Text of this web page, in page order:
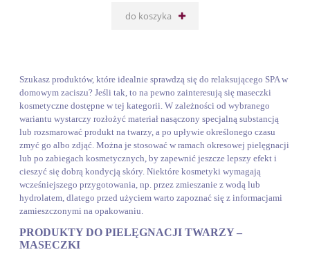
do koszyka
Szukasz produktów, które idealnie sprawdzą się do relaksującego SPA w
domowym zaciszu? Jeśli tak, to na pewno zainteresują się maseczki
kosmetyczne dostępne w tej kategorii. W zależności od wybranego
wariantu wystarczy rozłożyć materiał nasączony specjalną substancją
lub rozsmarować produkt na twarzy, a po upływie określonego czasu
zmyć go albo zdjąć. Można je stosować w ramach okresowej pielęgnacji
lub po zabiegach kosmetycznych, by zapewnić jeszcze lepszy efekt i
cieszyć się dobrą kondycją skóry. Niektóre kosmetyki wymagają
wcześniejszego przygotowania, np. przez zmieszanie z wodą lub
hydrolatem, dlatego przed użyciem warto zapoznać się z informacjami
zamieszczonymi na opakowaniu.
PRODUKTY DO PIELĘGNACJI TWARZY –
MASECZKI